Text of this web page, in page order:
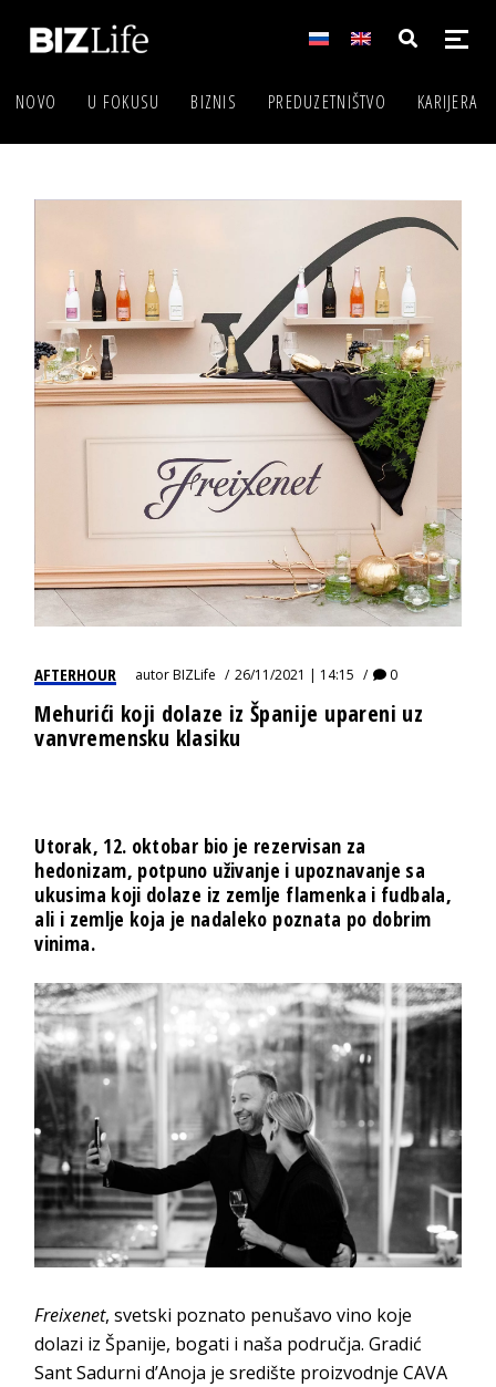
NOVO U FOKUSU BIZNIS PREDUZETNIŠTVO KARIJERA
AFTERHOUR autorBIZLife 26/11/2021 | 14:15 0
Mehurići koji dolaze iz Španije upareni uz
vanvremensku klasiku
Utorak, 12. oktobar bio je rezervisan za
hedonizam, potpuno uživanje i upoznavanje sa
ukusima koji dolaze iz zemlje flamenka i fudbala,
ali i zemlje koja je nadaleko poznata po dobrim
vinima.
Freixenet, svetski poznato penušavo vino koje
dolazi iz Španije, bogati i naša područja. Gradić
Sant Sadurni d’Anoja je središte proizvodnje CAVA